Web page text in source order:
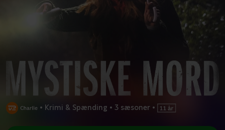
• Krimi & Spænding • 3 sæsoner •